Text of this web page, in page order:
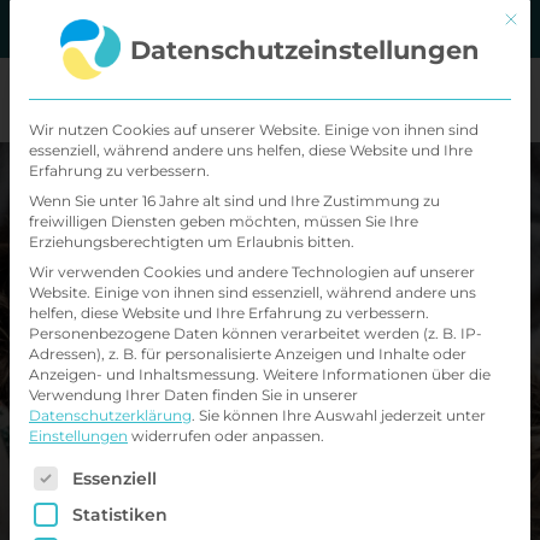
Inhalt
springen
Schlafstörungen
bei Kindern
Eine wachsende Anzahl von
Heranwachsenden in
Deutschland leidet unter
Schlafstörungen, die oft auf
Mit
Datenschutzeinstellungen
Wir nutzen Cookies auf unserer Website. Einige von ihnen sind
essenziell, während andere uns helfen, diese Website und Ihre
Erfahrung zu verbessern.
Wenn Sie unter 16 Jahre alt sind und Ihre Zustimmung zu
freiwilligen Diensten geben möchten, müssen Sie Ihre
Erziehungsberechtigten um Erlaubnis bitten.
Wir verwenden Cookies und andere Technologien auf unserer
Website. Einige von ihnen sind essenziell, während andere uns
helfen, diese Website und Ihre Erfahrung zu verbessern.
Personenbezogene Daten können verarbeitet werden (z. B. IP-
Adressen), z. B. für personalisierte Anzeigen und Inhalte oder
Anzeigen- und Inhaltsmessung. Weitere Informationen über die
Verwendung Ihrer Daten finden Sie in unserer
Datenschutzerklärung. Sie können Ihre Auswahl jederzeit unter
Einstellungen widerrufen oder anpassen.
Es folgt eine Liste der Service-Gruppen, für
Essenziell
Statistiken